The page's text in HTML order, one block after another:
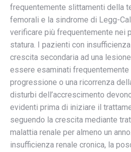
frequentemente slittamenti della
femorali e la sindrome di Legg-
verificare più frequentemente nei
statura. I pazienti con
crescita secondaria ad una
essere esaminati frequentemente
progressione o una ricorrenza
disturbi dell’accrescimento
evidenti prima di iniziare il
seguendo la crescita mediante
malattia renale per almeno un
insufficienza renale cronica, la